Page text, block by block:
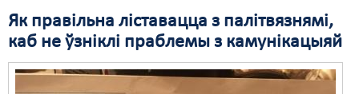
Як правільна ліставацца з палітвязнямі,
каб не ўзніклі праблемы з камунікацыяй
Выбары
Грамадзянскія ініцыятывы
Пра нас
RSS